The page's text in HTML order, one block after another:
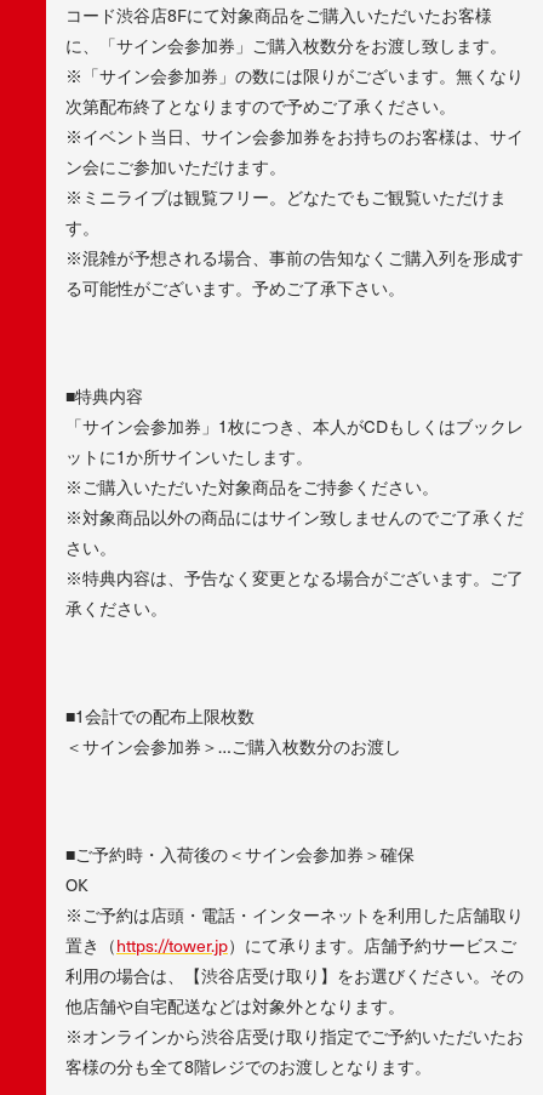
コード渋谷店8Fにて対象商品をご購入いただいたお客様
に、「サイン会参加券」ご購入枚数分をお渡し致します。
※「サイン会参加券」の数には限りがございます。無くなり
次第配布終了となりますので予めご了承ください。
※イベント当日、サイン会参加券をお持ちのお客様は、サイ
ン会にご参加いただけます。
※ミニライブは観覧フリー。どなたでもご観覧いただけま
す。
※混雑が予想される場合、事前の告知なくご購入列を形成す
る可能性がございます。予めご了承下さい。
■特典内容
「サイン会参加券」1枚につき、本人がCDもしくはブックレ
ットに1か所サインいたします。
※ご購入いただいた対象商品をご持参ください。
※対象商品以外の商品にはサイン致しませんのでご了承くだ
さい。
※特典内容は、予告なく変更となる場合がございます。ご了
承ください。
■1会計での配布上限枚数
＜サイン会参加券＞…ご購入枚数分のお渡し
■ご予約時・入荷後の＜サイン会参加券＞確保
OK
※ご予約は店頭・電話・インターネットを利用した店舗取り
置き（https://tower.jp）にて承ります。店舗予約サービスご
利用の場合は、【渋谷店受け取り】をお選びください。その
他店舗や自宅配送などは対象外となります。
※オンラインから渋谷店受け取り指定でご予約いただいたお
客様の分も全て8階レジでのお渡しとなります。